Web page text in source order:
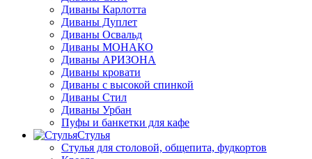
Диваны Карлотта
Диваны Дуплет
Диваны Освальд
Диваны МОНАКО
Диваны АРИЗОНА
Диваны кровати
Диваны с высокой спинкой
Диваны Стил
Диваны Урбан
Пуфы и банкетки для кафе
Стулья
Стулья для столовой, общепита, фудкортов